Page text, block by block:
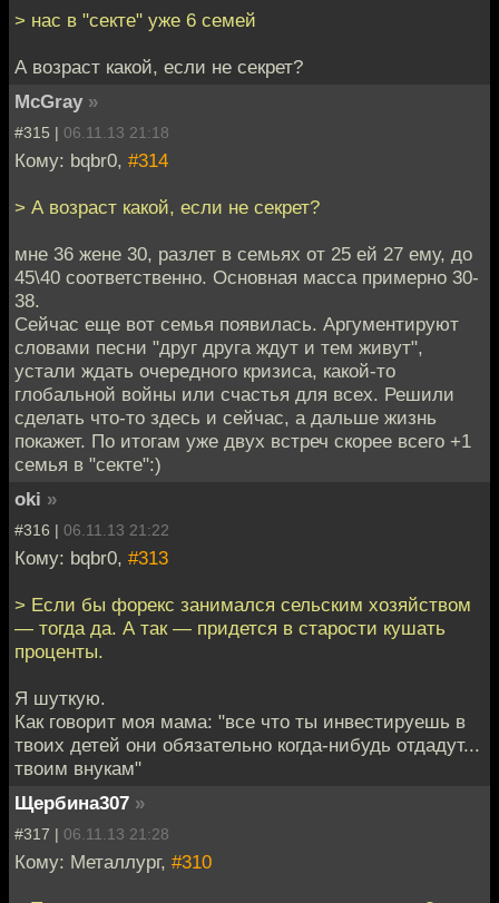
> нас в "секте" уже 6 семей
А возраст какой, если не секрет?
McGray »
#315 | 06.11.13 21:18
Кому: bqbr0, #314
> А возраст какой, если не секрет?
мне 36 жене 30, разлет в семьях от 25 ей 27 ему, до
45\40 соответственно. Основная масса примерно 30-
38.
Сейчас еще вот семья появилась. Аргументируют
словами песни "друг друга ждут и тем живут",
устали ждать очередного кризиса, какой-то
глобальной войны или счастья для всех. Решили
сделать что-то здесь и сейчас, а дальше жизнь
покажет. По итогам уже двух встреч скорее всего +1
семья в "секте":)
oki »
#316 | 06.11.13 21:22
Кому: bqbr0, #313
> Если бы форекс занимался сельским хозяйством
— тогда да. А так — придется в старости кушать
проценты.
Я шуткую.
Как говорит моя мама: "все что ты инвестируешь в
твоих детей они обязательно когда-нибудь отдадут...
твоим внукам"
Щербина307 »
#317 | 06.11.13 21:28
Кому: Металлург, #310